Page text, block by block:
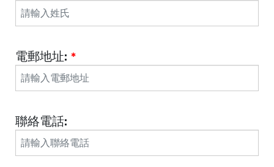
電郵地址: *
聯絡電話: